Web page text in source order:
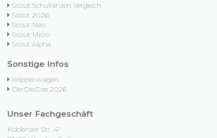
Scout Schulranzen Vergleich
Scout 2026
Scout Neo
Scout Micro
Scout Alpha
Sonstige Infos
Krippenwagen
DerDieDas 2026
Unser Fachgeschäft
Koblenzer Str. 41